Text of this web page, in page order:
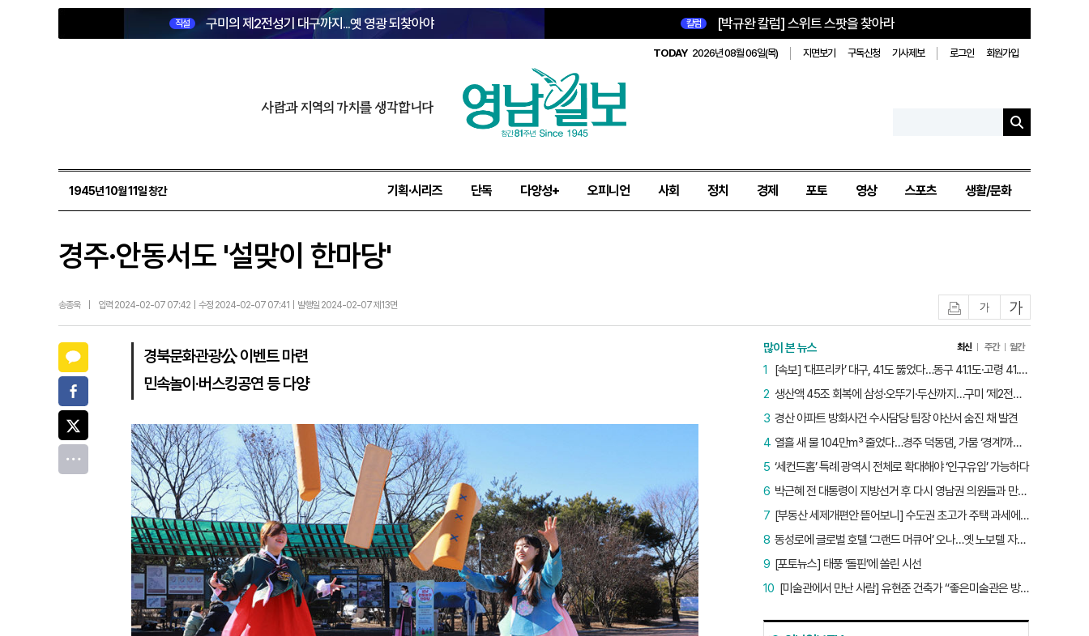
직설 구미의 제2전성기 대구까지...옛 영광 되찾아야 칼럼 [박규완 칼럼] 스위트 스팟을 찾아라
TODAY 2026년 08월 06일(목) 지면보기 구독신청 기사제보 로그인 회원가입
사람과 지역의 가치를 생각합니다
1945년 10월 11일 창간 기획·시리즈 단독 다양성+ 오피니언 사회 정치 경제 포토 영상 스포츠 생활/문화
경주·안동서도 '설맞이 한마당'
송종욱 입력 2024-02-07 07:42 | 수정 2024-02-07 07:41 | 발행일 2024-02-07 제13면 글자작게글자크게
경북문화관광公 이벤트 마련
민속놀이·버스킹공연 등 다양
많이 본 뉴스 최신 주간 월간
[속보] ‘대프리카’ 대구, 41도 뚫었다…동구 41.1도·고령 41.2도
1
생산액 45조 회복에 삼성·오뚜기·두산까지…구미 ‘제2전성기’ 시작됐다
2
경산 아파트 방화사건 수사담당 팀장 야산서 숨진 채 발견
3
열흘 새 물 104만㎥ 줄었다…경주 덕동댐, 가뭄 ‘경계’까지 5.7%p
4
‘세컨드홈’ 특례 광역시 전체로 확대해야 ‘인구유입’ 가능하다
5
박근혜 전 대통령이 지방선거 후 다시 영남권 의원들과 만난 이유는?
6
[부동산 세제개편안 뜯어보니] 수도권 초고가 주택 과세에만 초점…침체된 지방 부동산 대책은 없다
7
동성로에 글로벌 호텔 ‘그랜드 머큐어’ 오나…옛 노보텔 자리 사무실 개설
8
[포토뉴스] 태풍 ‘돌핀’에 쏠린 시선
9
[미술관에서 만난 사람] 유현준 건축가 “좋은미술관은 방문객이 많은 미술관”
10